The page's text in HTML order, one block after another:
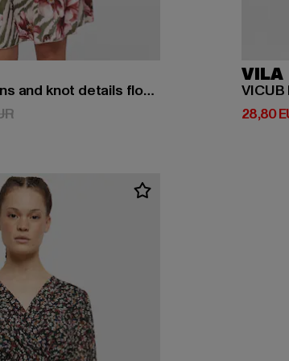
Dress with buttons and knot details flower print
EUR
Aktionspreis: 39,99 EUR
VILA
28,80